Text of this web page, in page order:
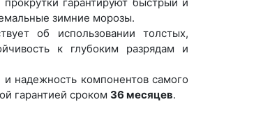
зимние морозы.
об использовании толстых,
к глубоким разрядам и
надежность компонентов самого
гарантией сроком 36 месяцев.